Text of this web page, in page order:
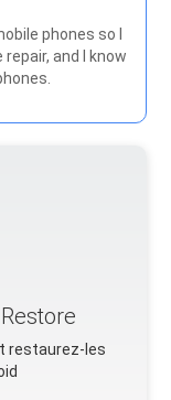
phones so I
and I know
restaurez-les